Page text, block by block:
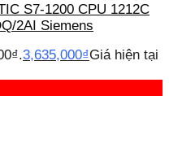
S7-1200 CPU 1212C
2AI Siemens
3,635,000₫Giá hiện tại